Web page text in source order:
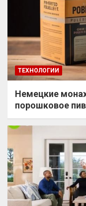
ТЕХНОЛОГИИ
Немецкие
порошковое